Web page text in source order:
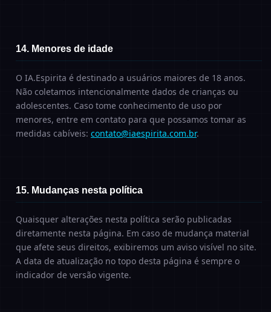
14. Menores de idade
O IA.Espirita é destinado a usuários maiores de 18 anos.
Não coletamos intencionalmente dados de crianças ou
adolescentes. Caso tome conhecimento de uso por
menores, entre em contato para que possamos tomar as
medidas cabíveis: contato@iaespirita.com.br.
15. Mudanças nesta política
Quaisquer alterações nesta política serão publicadas
diretamente nesta página. Em caso de mudança material
que afete seus direitos, exibiremos um aviso visível no site.
A data de atualização no topo desta página é sempre o
indicador de versão vigente.